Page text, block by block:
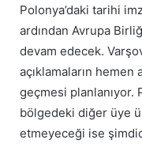
Polonya’daki tarihi
ardından Avrupa
devam edecek.
açıklamaların hemen
geçmesi planlanıyor.
bölgedeki diğer üye
etmeyeceği ise